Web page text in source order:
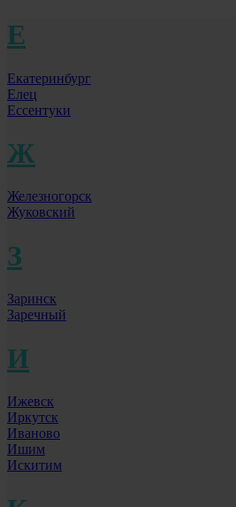
Е
Екатеринбург
Елец
Ессентуки
Ж
Железногорск
Жуковский
З
Заринск
Заречный
И
Ижевск
Иркутск
Иваново
Ишим
Искитим